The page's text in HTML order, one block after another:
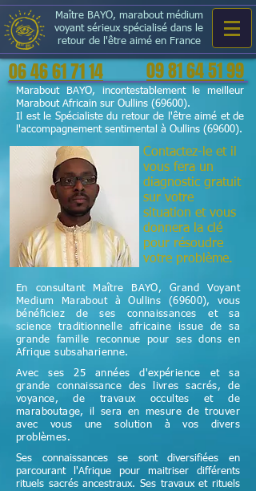
Maître BAYO, marabout médium
voyant sérieux spécialisé dans le
retour de l'être aimé en France
06 46 61 71 14 09 81 64 51 99
Marabout BAYO, incontestablement le meilleur
Marabout Africain sur Oullins (69600).
Il est le Spécialiste du retour de l'être aimé et de
l'accompagnement sentimental à Oullins (69600).
Contactez-le et il
vous fera un
diagnostic gratuit
sur votre
situation et vous
donnera la clé
pour résoudre
votre problème.
En consultant Maître BAYO, Grand Voyant
Medium Marabout à Oullins (69600), vous
bénéficiez de ses connaissances et sa
sciencetraditionnelleafricaine issue de sa
grande famille reconnue pour ses dons en
Afrique subsaharienne.
Avec ses 25 années d'expérience et sa
grande connaissance des livres sacrés, de
voyance, de travaux occultes et de
maraboutage, il sera en mesure de trouver
avec vous une solution à vos divers
problèmes.
Ses connaissances se sont diversifiées en
parcourant l'Afrique pour maitriser différents
rituels sacrés ancestraux. Ses travaux et rituels